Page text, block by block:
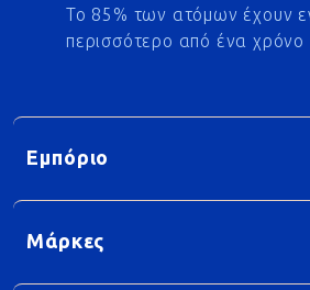
Το 85% των ατόμων έχουν
περισσότερο από ένα χρόνο
Εμπόριο
Μάρκες